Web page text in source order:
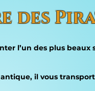
des
l’un des plus
il vous